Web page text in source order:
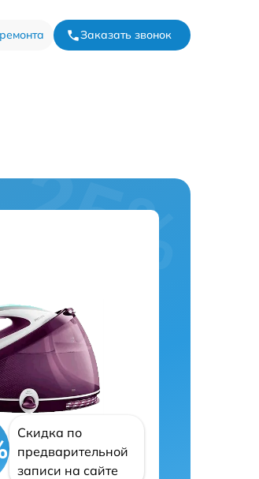
Заказать звонок
Скидка по
предварительной
записи на сайте